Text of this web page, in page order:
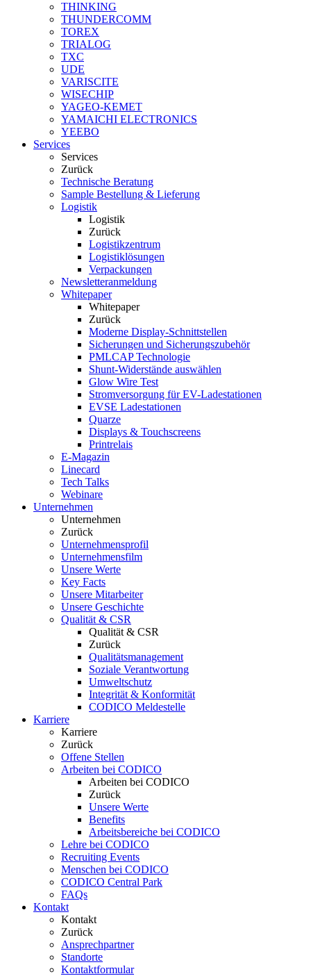
THINKING
THUNDERCOMM
TOREX
TRIALOG
TXC
UDE
VARISCITE
WISECHIP
YAGEO-KEMET
YAMAICHI ELECTRONICS
YEEBO
Services
Services
Zurück
Technische Beratung
Sample Bestellung & Lieferung
Logistik
Logistik
Zurück
Logistikzentrum
Logistiklösungen
Verpackungen
Newsletteranmeldung
Whitepaper
Whitepaper
Zurück
Moderne Display-Schnittstellen
Sicherungen und Sicherungszubehör
PMLCAP Technologie
Shunt-Widerstände auswählen
Glow Wire Test
Stromversorgung für EV-Ladestationen
EVSE Ladestationen
Quarze
Displays & Touchscreens
Printrelais
E-Magazin
Linecard
Tech Talks
Webinare
Unternehmen
Unternehmen
Zurück
Unternehmensprofil
Unternehmensfilm
Unsere Werte
Key Facts
Unsere Mitarbeiter
Unsere Geschichte
Qualität & CSR
Qualität & CSR
Zurück
Qualitätsmanagement
Soziale Verantwortung
Umweltschutz
Integrität & Konformität
CODICO Meldestelle
Karriere
Karriere
Zurück
Offene Stellen
Arbeiten bei CODICO
Arbeiten bei CODICO
Zurück
Unsere Werte
Benefits
Arbeitsbereiche bei CODICO
Lehre bei CODICO
Recruiting Events
Menschen bei CODICO
CODICO Central Park
FAQs
Kontakt
Kontakt
Zurück
Ansprechpartner
Standorte
Kontaktformular